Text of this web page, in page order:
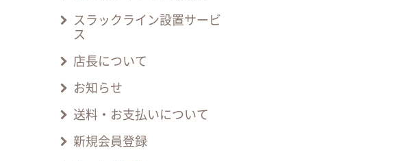
スラックライン設置サービ
ス
店長について
お知らせ
送料・お支払いについて
新規会員登録